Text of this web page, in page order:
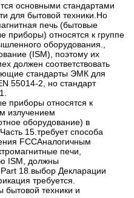
основными стандартами
для бытовой техники.Но
печь (бытовые
приборы) относятся к группе
оборудования.,
(ISM), поэтому их
должен соответствовать
стандарты ЭМК для
55014-2, но стандарт
приборы относятся к
излучением
оборудование) в
15.требует способа
FCCАналогичным
печи,
ISM, должны
18.выбор Декларации
требуется.
бытовой техники и